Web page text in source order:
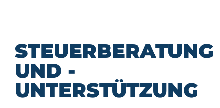
STEUERBERATUNG
UND -
UNTERSTÜTZUNG